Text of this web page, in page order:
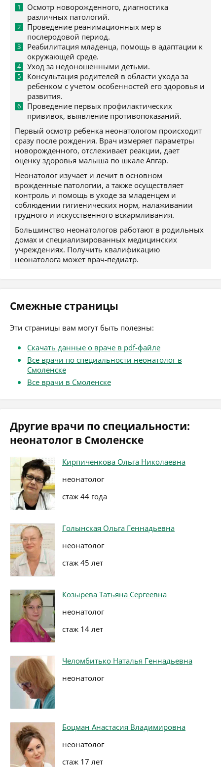
Осмотр новорожденного, диагностика
различных патологий.
Проведение реанимационных мер в
послеродовой период.
Реабилитация младенца, помощь в адаптации к
окружающей среде.
Уход за недоношенными детьми.
Консультация родителей в области ухода за
ребенком с учетом особенностей его здоровья и
развития.
Проведение первых профилактических
прививок, выявление противопоказаний.
Первый осмотр ребенка неонатологом происходит
сразу после рождения. Врач измеряет параметры
новорожденного, отслеживает реакции, дает
оценку здоровья малыша по шкале Апгар.
Неонатолог изучает и лечит в основном
врожденные патологии, а также осуществляет
контроль и помощь в уходе за младенцем и
соблюдении гигиенических норм, налаживании
грудного и искусственного вскармливания.
Большинство неонатологов работают в родильных
домах и специализированных медицинских
учреждениях. Получить квалификацию
неонатолога может врач-педиатр.
Смежные страницы
Эти страницы вам могут быть полезны:
Скачать данные о враче в pdf-файле
Все врачи по специальности неонатолог в
Смоленске
Все врачи в Смоленске
Другие врачи по специальности:
неонатолог в Смоленске
Кирпиченкова Ольга Николаевна
неонатолог
стаж 44 года
Голынская Ольга Геннадьевна
неонатолог
стаж 45 лет
Козырева Татьяна Сергеевна
неонатолог
стаж 14 лет
Челомбитько Наталья Геннадьевна
неонатолог
Боцман Анастасия Владимировна
неонатолог
стаж 17 лет